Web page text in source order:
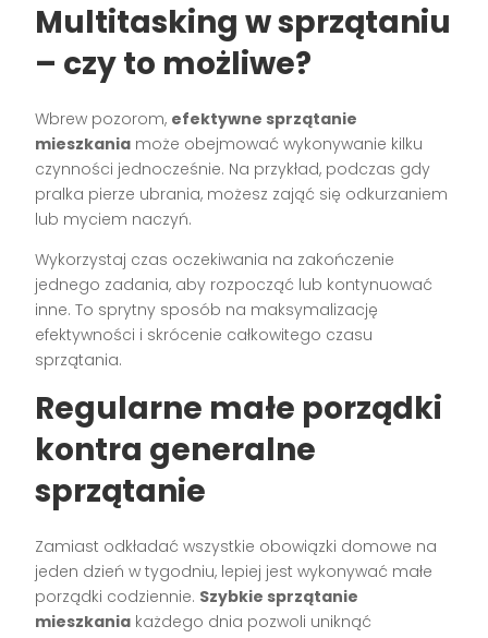
Multitasking w sprzątaniu
– czy to możliwe?
Wbrew pozorom, efektywne sprzątanie
mieszkania może obejmować wykonywanie kilku
czynności jednocześnie. Na przykład, podczas gdy
pralka pierze ubrania, możesz zająć się odkurzaniem
lub myciem naczyń.
Wykorzystaj czas oczekiwania na zakończenie
jednego zadania, aby rozpocząć lub kontynuować
inne. To sprytny sposób na maksymalizację
efektywności i skrócenie całkowitego czasu
sprzątania.
Regularne małe porządki
kontra generalne
sprzątanie
Zamiast odkładać wszystkie obowiązki domowe na
jeden dzień w tygodniu, lepiej jest wykonywać małe
porządki codziennie. Szybkie sprzątanie
mieszkania każdego dnia pozwoli uniknąć